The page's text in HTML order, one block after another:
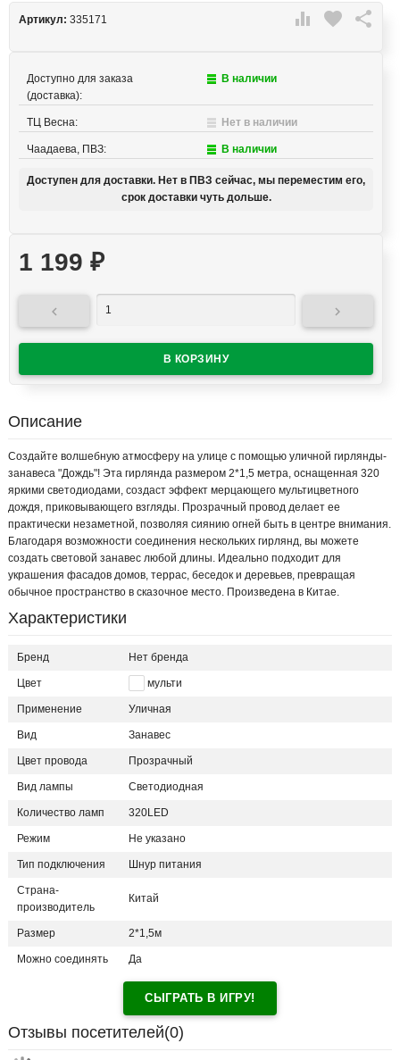
 favorite 
Артикул: 335171
Доступно для заказа
(доставка):
В наличии
ТЦ Весна: Нет в наличии
Чаадаева, ПВЗ: В наличии
Доступен для доставки. Нет в ПВЗ сейчас, мы переместим его,
срок доставки чуть дольше.
1 199 ₽
 
Описание
Создайте волшебную атмосферу на улице с помощью уличной гирлянды-
занавеса "Дождь"! Эта гирлянда размером 2*1,5 метра, оснащенная 320
яркими светодиодами, создаст эффект мерцающего мультицветного
дождя, приковывающего взгляды. Прозрачный провод делает ее
практически незаметной, позволяя сиянию огней быть в центре внимания.
Благодаря возможности соединения нескольких гирлянд, вы можете
создать световой занавес любой длины. Идеально подходит для
украшения фасадов домов, террас, беседок и деревьев, превращая
обычное пространство в сказочное место. Произведена в Китае.
Характеристики
Бренд Нет бренда
Цвет мульти
Применение Уличная
Вид Занавес
Цвет провода Прозрачный
Вид лампы Светодиодная
Количество ламп 320LED
Режим Не указано
Тип подключения Шнур питания
Страна-
производитель
Китай
Размер 2*1,5м
Можно соединять Да
СЫГРАТЬ В ИГРУ!
Отзывы посетителей(0)